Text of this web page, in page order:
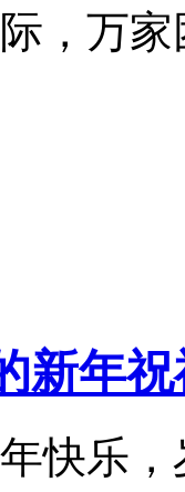
，万
新年
快乐